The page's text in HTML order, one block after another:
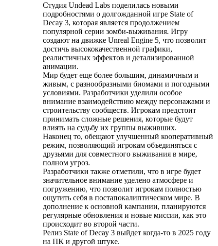
Студия Undead Labs поделилась новыми
подробностями о долгожданной игре State of
Decay 3, которая является продолжением
популярной серии зомби-выживания. Игру
создают на движке Unreal Engine 5, что позволит
достичь высококачественной графики,
реалистичных эффектов и детализированной
анимации.
Мир будет еще более большим, динамичным и
живым, с разнообразными биомами и погодными
условиями. Разработчики уделили особое
внимание взаимодействию между персонажами и
строительству сообществ. Игрокам предстоит
принимать сложные решения, которые будут
влиять на судьбу их группы выживших.
Наконец то, обещают улучшенный кооперативный
режим, позволяющий игрокам объединяться с
друзьями для совместного выживания в мире,
полном угроз.
Разработчики также отметили, что в игре будет
значительное внимание уделено атмосфере и
погружению, что позволит игрокам полностью
ощутить себя в постапокалиптическом мире. В
дополнение к основной кампании, планируются
регулярные обновления и новые миссии, как это
происходит во второй части.
Релиз State of Decay 3 выйдет когда-то в 2025 году
на ПК и другой штуке.